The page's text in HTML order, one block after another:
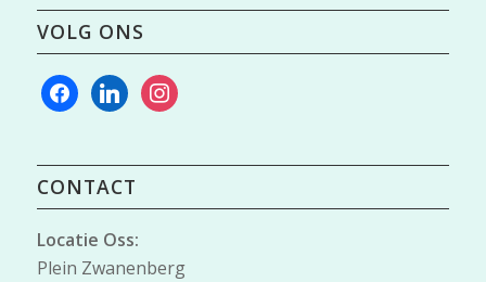
VOLG ONS
facebooklinkedininstagram
CONTACT
Locatie Oss:
Plein Zwanenberg